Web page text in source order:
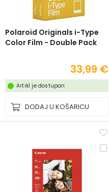
Polaroid Originals i-Type
Color Film - Double Pack
33,99 €
Artikl je dostupan
DODAJ U KOŠARICU